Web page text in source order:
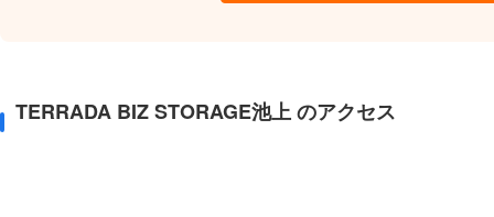
TERRADA BIZ STORAGE池上 のアクセス